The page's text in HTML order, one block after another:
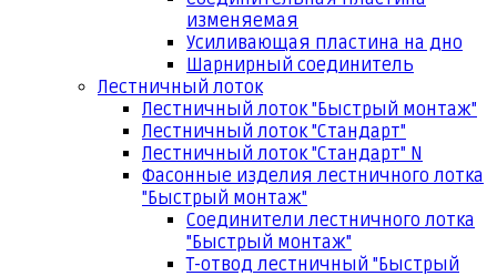
изменяемая
Усиливающая пластина на дно
Шарнирный соединитель
Лестничный лоток
Лестничный лоток "Быстрый монтаж"
Лестничный лоток "Стандарт"
Лестничный лоток "Стандарт" N
Фасонные изделия лестничного лотка
"Быстрый монтаж"
Соединители лестничного лотка
"Быстрый монтаж"
Т-отвод лестничный "Быстрый